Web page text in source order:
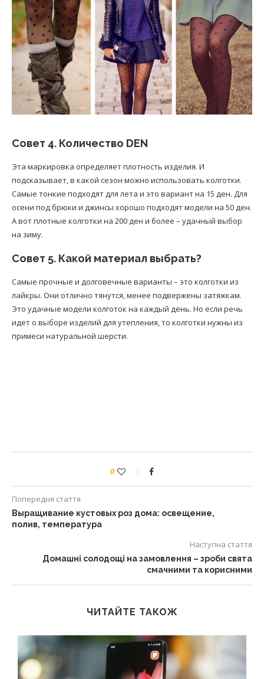
Совет 4. Количество DEN
Эта маркировка определяет плотность изделия. И
подсказывает, в какой сезон можно использовать колготки.
Самые тонкие подходят для лета и это вариант на 15 ден. Для
осени под брюки и джинсы хорошо подходят модели на 50 ден.
А вот плотные колготки на 200 ден и более – удачный выбор
на зиму.
Совет 5. Какой материал выбрать?
Самые прочные и долговечные варианты – это колготки из
лайкры. Они отлично тянутся, менее подвержены затяжкам.
Это удачные модели колготок на каждый день. Но если речь
идет о выборе изделий для утепления, то колготки нужны из
примеси натуральной шерсти.
0
Попередня стаття
Выращивание кустовых роз дома: освещение,
полив, температура
Наступна стаття
Домашні солодощі на замовлення – зроби свята
смачними та корисними
ЧИТАЙТЕ ТАКОЖ